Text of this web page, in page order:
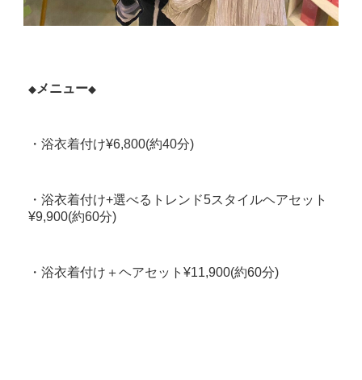
◆メニュー◆
・浴衣着付け¥6,800(約40分)
・浴衣着付け+選べるトレンド5スタイルヘアセット
¥9,900(約60分)
・浴衣着付け＋ヘアセット¥11,900(約60分)